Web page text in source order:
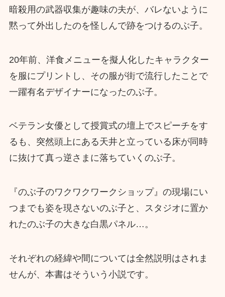
暗殺用の武器収集が趣味の夫が、バレないように
黙って外出したのを怪しんで跡をつけるのぶ子。
20年前、洋食メニューを擬人化したキャラクター
を服にプリントし、その服が街で流行したことで
一躍有名デザイナーになったのぶ子。
ベテラン女優として授賞式の壇上でスピーチをす
るも、突然頭上にある天井と立っている床が同時
に抜けて真っ逆さまに落ちていくのぶ子。
『のぶ子のワクワクワークショップ』の現場にい
つまでも姿を現さないのぶ子と、スタジオに置か
れたのぶ子の大きな白黒パネル…。
それぞれの経緯や間については全然説明はされま
せんが、本書はそういう小説です。